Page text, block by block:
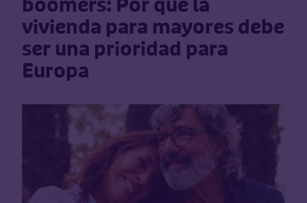
boomers: Por qué la
vivienda para mayores debe
ser una prioridad para
Europa